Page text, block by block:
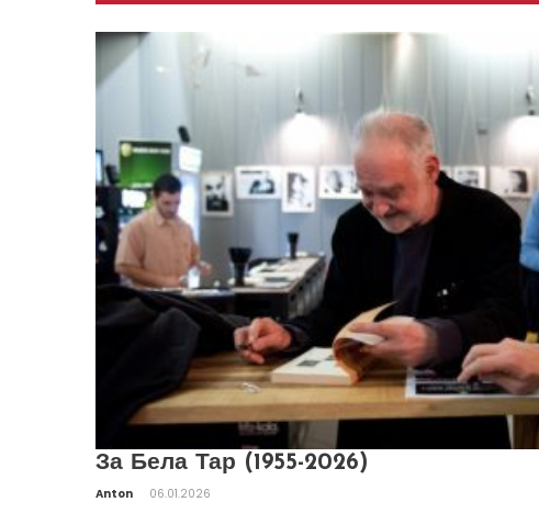
За Бела Тар (1955-2026)
Anton 06.01.2026